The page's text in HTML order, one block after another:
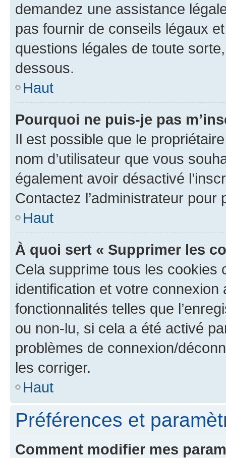
demandez une assistance
pas fournir de conseils légaux
questions légales de toute
dessous.
Haut
Pourquoi ne puis-je pas
Il est possible que le
nom d’utilisateur que vous
également avoir désactivé
Contactez l’administrateur
Haut
À quoi sert « Supprimer les
Cela supprime tous les cookies
identification et votre
fonctionnalités telles que
ou non-lu, si cela a été activé
problèmes de connexion/
les corriger.
Haut
Préférences et
Comment modifier mes